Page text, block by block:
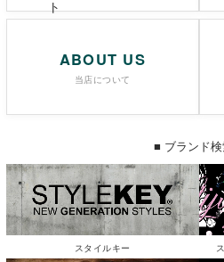
ABOUT US
当店について
■ ブランド
スタイルキー